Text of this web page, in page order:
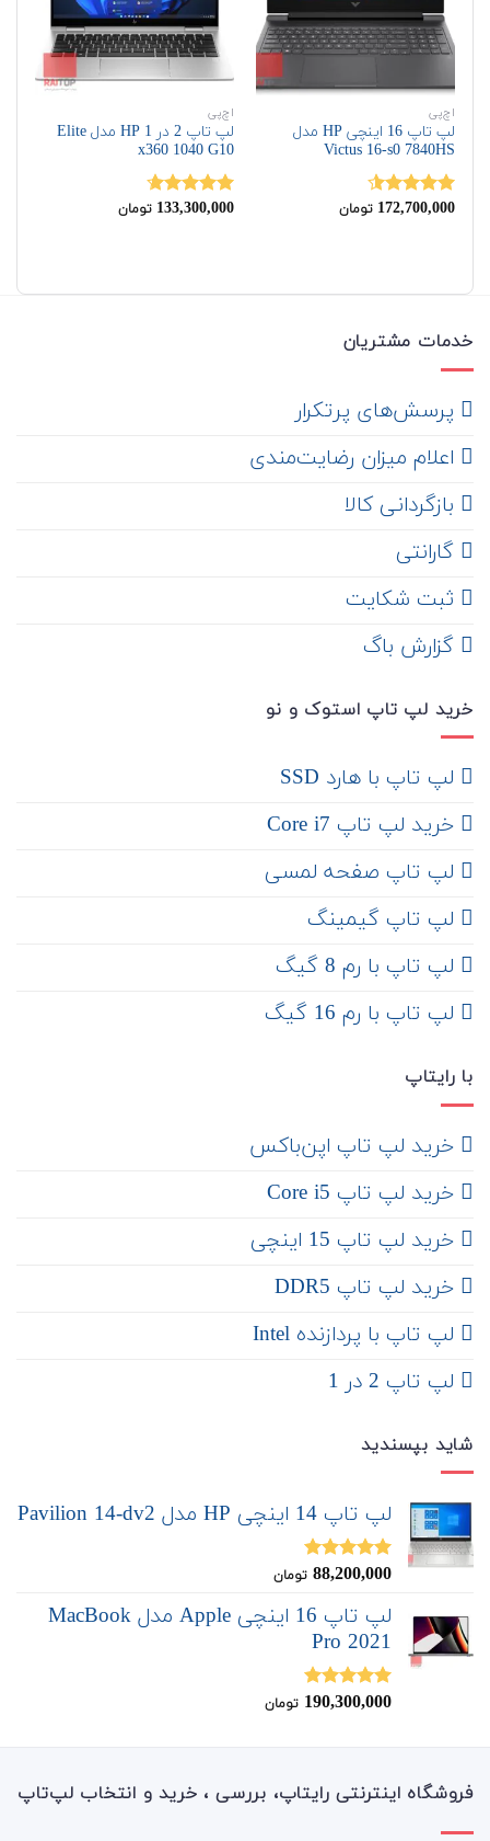
اچ‌پی
لپ تاپ 16 اینچی HP مدل
Victus 16-s0 7840HS
نمره4.50
172,700,000 تومان
اچ‌پی
لپ تاپ 2 در 1 HP مدل Elite
x360 1040 G10
نمره4.67
133,300,000 تومان
خدمات مشتریان
‌ پرسش‌های پرتکرار
اعلام میزان رضایت‌مندی
‌ بازگردانی کالا
گارانتی
ثبت شکایت
‌ گزارش باگ
خرید لپ تاپ استوک و نو
لپ تاپ با هارد SSD
خرید لپ تاپ Core i7
لپ تاپ صفحه لمسی
لپ تاپ گیمینگ
لپ تاپ با رم 8 گیگ
لپ تاپ با رم 16 گیگ
با رایتاپ
‌ خرید لپ تاپ اپن‌باکس
خرید لپ تاپ Core i5
‌‌ خرید لپ تاپ 15 اینچی
خرید لپ تاپ DDR5
لپ تاپ با پردازنده Intel
لپ تاپ 2 در 1
شاید بپسندید
لپ تاپ 14 اینچی HP مدل Pavilion 14-dv2
نمره5.00
88,200,000 تومان
لپ تاپ 16 اینچی Apple مدل MacBook
Pro 2021
نمره5.00
190,300,000 تومان
فروشگاه اینترنتی رایتاپ، بررسی ، خرید و انتخاب لپ‌تاپ